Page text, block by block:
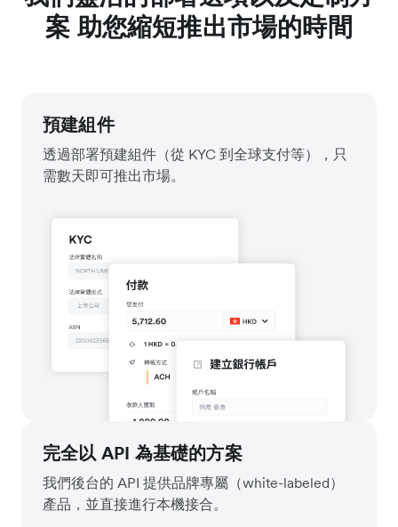
案 助您縮短推出市場的時間
預建組件
透過部署預建組件（從 KYC 到全球支付等），只
需數天即可推出市場。
完全以 API 為基礎的方案
我們後台的 API 提供品牌專屬（white-labeled）
產品，並直接進行本機接合。